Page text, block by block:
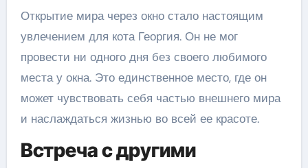
Открытие мира через окно стало настоящим
увлечением для кота Георгия. Он не мог
провести ни одного дня без своего любимого
места у окна. Это единственное место, где он
может чувствовать себя частью внешнего мира
и наслаждаться жизнью во всей ее красоте.
Встреча с другими